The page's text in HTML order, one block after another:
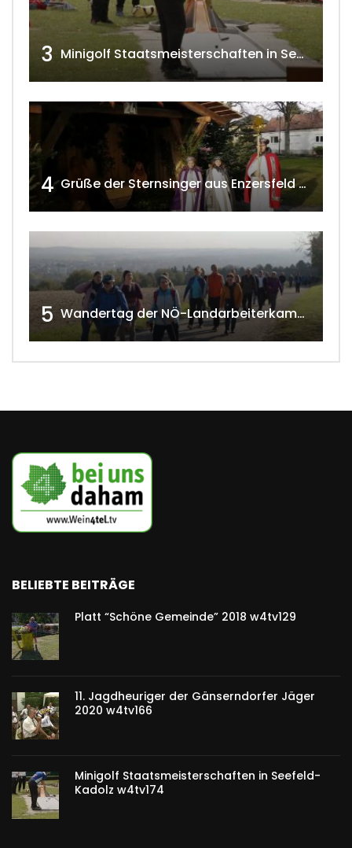
3 Minigolf Staatsmeisterschaften in Seefeld-Kadolz w4tv174
4 Grüße der Sternsinger aus Enzersfeld – Klein-Engersdorf 2021 w4tv169
5 Wandertag der NÖ-Landarbeiterkammer in Hollabrunn 2024
BELIEBTE BEITRÄGE
Platt “Schöne Gemeinde” 2018 w4tv129
11. Jagdheuriger der Gänserndorfer Jäger
2020 w4tv166
Minigolf Staatsmeisterschaften in Seefeld-
Kadolz w4tv174